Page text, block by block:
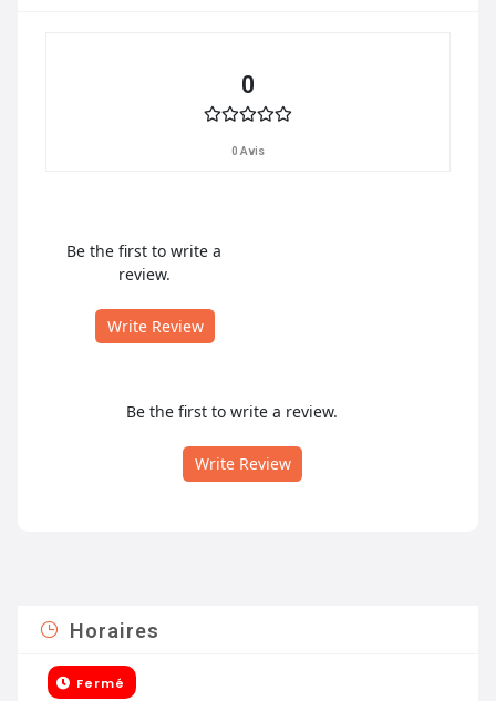
0
0 Avis
Be the first to write a
review.
Write Review
Be the first to write a review.
Write Review
Horaires
Fermé